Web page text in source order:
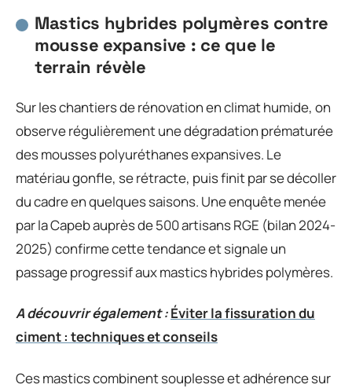
Mastics hybrides polymères contre
mousse expansive : ce que le
terrain révèle
Sur les chantiers de rénovation en climat humide, on
observe régulièrement une dégradation prématurée
des mousses polyuréthanes expansives. Le
matériau gonfle, se rétracte, puis finit par se décoller
du cadre en quelques saisons. Une enquête menée
par la Capeb auprès de 500 artisans RGE (bilan 2024-
2025) confirme cette tendance et signale un
passage progressif aux mastics hybrides polymères.
A découvrir également :Éviter la fissuration du
ciment : techniques et conseils
Ces mastics combinent souplesse et adhérence sur